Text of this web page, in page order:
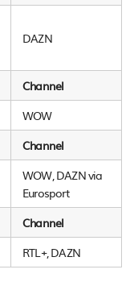
DAZN
Channel
WOW
Channel
WOW, DAZN via
Eurosport
Channel
RTL+, DAZN